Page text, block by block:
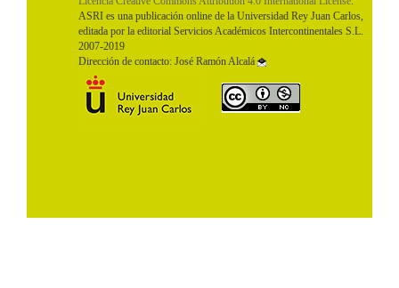
ASRI es una publicación online de la Universidad Rey Juan Carlos,
editada por la editorial Servicios Académicos Intercontinentales S.L.
2007-2019
Dirección de contacto: José Ramón Alcalá